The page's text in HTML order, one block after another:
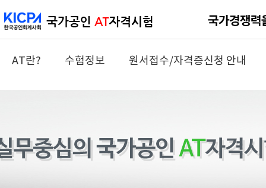
AT란? 수험정보 원서접수/자격증신청 안내